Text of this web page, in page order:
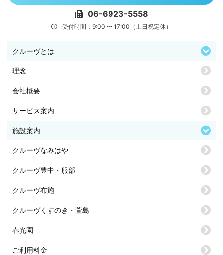
06-6923-5558
受付時間：9:00 〜 17:00（土日祝定休）
クルーヴとは
理念
会社概要
サービス案内
施設案内
クルーヴなみはや
クルーヴ豊中・服部
クルーヴ布施
クルーヴくすのき・萱島
春光園
ご利用料金